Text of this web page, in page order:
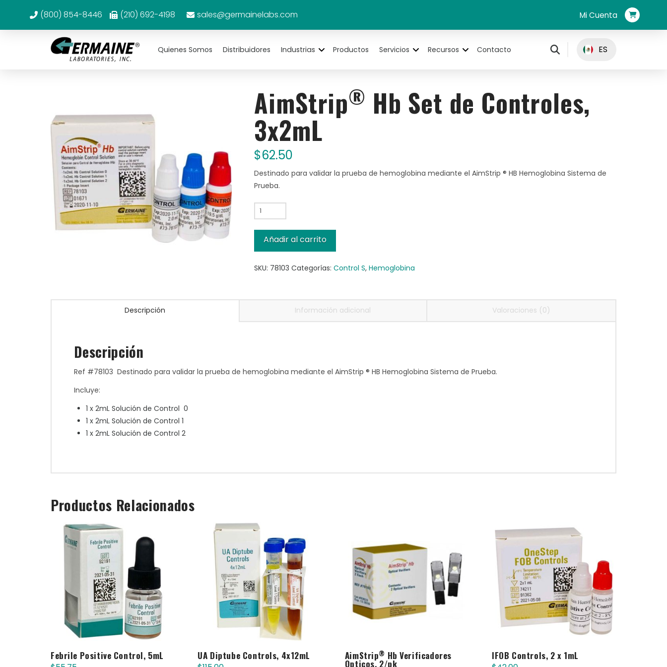
(800) 854-8446 (210) 692-4198 sales@germainelabs.com Mi Cuenta
Quienes Somos Distribuidores Industrias Productos Servicios Recursos Contacto ES
AimStrip® Hb Set de Controles,
3x2mL
$62.50
Destinado para validar la prueba de hemoglobina mediante el AimStrip ® HB Hemoglobina Sistema de
Prueba.
AimStrip®
Hb
Set
3x2mL
Añadir al carrito
SKU: 78103 Categorías:Control S,Hemoglobina
Descripción Información adicional Valoraciones (0)
Descripción
Ref #78103 Destinado para validar la prueba de hemoglobina mediante el AimStrip ® HB Hemoglobina Sistema de Prueba.
Incluye:
1 x 2mL Solución de Control 0
1 x 2mL Solución de Control 1
1 x 2mL Solución de Control 2
Productos Relacionados
Febrile Positive Control, 5mL UA Diptube Controls, 4x12mL AimStrip® Hb Verificadores
Opticos, 2/pk
IFOB Controls, 2 x 1mL